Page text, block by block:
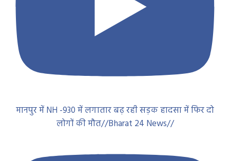
मानपुर में NH -930 में लगातार बढ़ रही सड़क हादसा में फिर दो
लोगों की मौत//Bharat 24 News//